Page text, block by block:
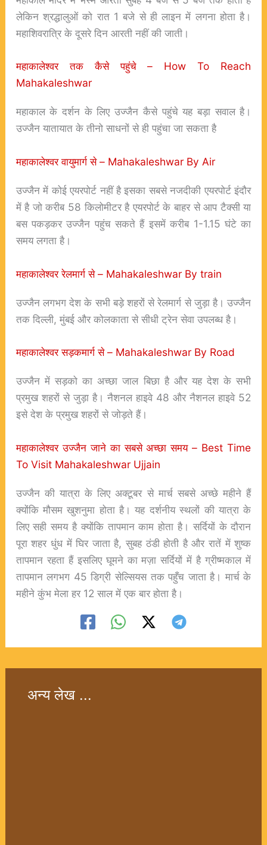
लेकिन श्रद्धालुओं को रात 1 बजे से ही लाइन में लगना होता है।
महाशिवरात्रि के दूसरे दिन आरती नहीं की जाती।
महाकालेश्वर तक कैसे पहुंचे – How To Reach
Mahakaleshwar
महाकाल के दर्शन के लिए उज्जैन कैसे पहुंचे यह बड़ा सवाल है।
उज्जैन यातायात के तीनो साधनों से ही पहुंचा जा सकता है
महाकालेश्वर वायुमार्ग से – Mahakaleshwar By Air
उज्जैन में कोई एयरपोर्ट नहीं है इसका सबसे नजदीकी एयरपोर्ट इंदौर
में है जो करीब 58 किलोमीटर है एयरपोर्ट के बाहर से आप टैक्सी या
बस पकड़कर उज्जैन पहुंच सकते हैं इसमें करीब 1-1.15 घंटे का
समय लगता है।
महाकालेश्वर रेलमार्ग से – Mahakaleshwar By train
उज्जैन लगभग देश के सभी बड़े शहरों से रेलमार्ग से जुड़ा है। उज्जैन
तक दिल्ली, मुंबई और कोलकाता से सीधी ट्रेन सेवा उपलब्ध है।
महाकालेश्वरसड़कमार्ग से – Mahakaleshwar By Road
उज्जैन में सड़को का अच्छा जाल बिछा है और यह देश के सभी
प्रमुख शहरों से जुड़ा है। नैशनल हाइवे 48 और नैशनल हाइवे 52
इसे देश के प्रमुख शहरों से जोड़ते हैं।
महाकालेश्वर उज्जैन जाने का सबसे अच्छा समय – Best Time
To Visit Mahakaleshwar Ujjain
उज्जैन की यात्रा के लिए अक्टूबर से मार्च सबसे अच्छे महीने हैं
क्योंकि मौसम खुशनुमा होता है। यह दर्शनीय स्थलों की यात्रा के
लिए सही समय है क्योंकि तापमान काम होता है। सर्दियों के दौरान
पूरा शहर धुंध में घिर जाता है, सुबह ठंडी होती है और रातें में शुष्क
तापमान रहता हैं इसलिए घूमने का मज़ा सर्दियों में है ग्रीष्मकाल में
तापमान लगभग 45 डिग्री सेल्सियस तक पहुँच जाता है। मार्च के
महीने कुंभ मेला हर 12 साल में एक बार होता है।
अन्य लेख ...